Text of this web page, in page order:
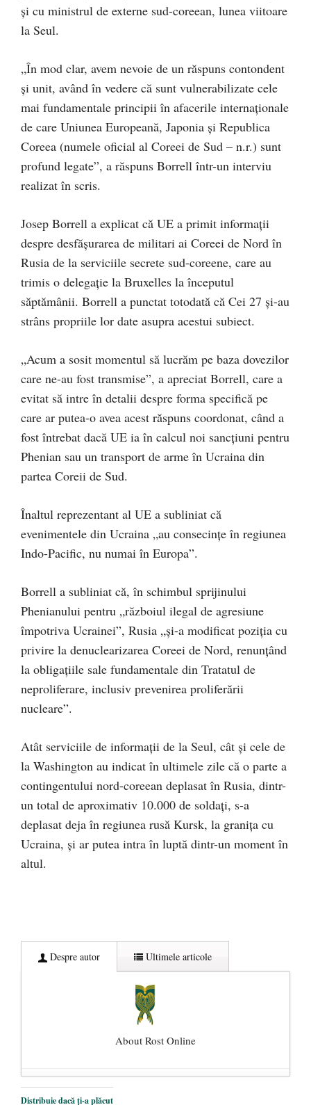
şi cu ministrul de externe sud-coreean, lunea viitoare
la Seul.
„În mod clar, avem nevoie de un răspuns contondent
şi unit, având în vedere că sunt vulnerabilizate cele
mai fundamentale principii în afacerile internaţionale
de care Uniunea Europeană, Japonia şi Republica
Coreea (numele oficial al Coreei de Sud – n.r.) sunt
profund legate”, a răspuns Borrell într-un interviu
realizat în scris.
Josep Borrell a explicat că UE a primit informaţii
despre desfăşurarea de militari ai Coreei de Nord în
Rusia de la serviciile secrete sud-coreene, care au
trimis o delegaţie la Bruxelles la începutul
săptămânii. Borrell a punctat totodată că Cei 27 şi-au
strâns propriile lor date asupra acestui subiect.
„Acum a sosit momentul să lucrăm pe baza dovezilor
care ne-au fost transmise”, a apreciat Borrell, care a
evitat să intre în detalii despre forma specifică pe
care ar putea-o avea acest răspuns coordonat, când a
fost întrebat dacă UE ia în calcul noi sancţiuni pentru
Phenian sau un transport de arme în Ucraina din
partea Coreii de Sud.
Înaltul reprezentant al UE a subliniat că
evenimentele din Ucraina „au consecinţe în regiunea
Indo-Pacific, nu numai în Europa”.
Borrell a subliniat că, în schimbul sprijinului
Phenianului pentru „războiul ilegal de agresiune
împotriva Ucrainei”, Rusia „şi-a modificat poziţia cu
privire la denuclearizarea Coreei de Nord, renunţând
la obligaţiile sale fundamentale din Tratatul de
neproliferare, inclusiv prevenirea proliferării
nucleare”.
Atât serviciile de informaţii de la Seul, cât şi cele de
la Washington au indicat în ultimele zile că o parte a
contingentului nord-coreean deplasat în Rusia, dintr-
un total de aproximativ 10.000 de soldaţi, s-a
deplasat deja în regiunea rusă Kursk, la graniţa cu
Ucraina, şi ar putea intra în luptă dintr-un moment în
altul.
Despre autor Ultimele articole
About Rost Online
Dezvăluiri cutremurătoare despre
Distribuie dacă ți-a plăcut